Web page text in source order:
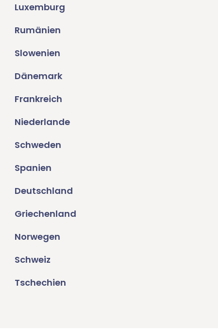
Luxemburg
Rumänien
Slowenien
Dänemark
Frankreich
Niederlande
Schweden
Spanien
Deutschland
Griechenland
Norwegen
Schweiz
Tschechien